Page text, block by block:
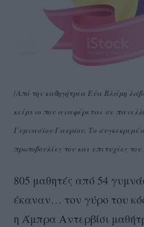
(Από την καθηγήτρια Εύα Βλάμη
κείμενο που αναφέρεται σε
Γυμνασίου Γαυρίου. Το
πρωτοβουλίες του και επιτυχίες
805 μαθητές από 54
έκαναν… τον γύρο του
η Άμπρα Αντερβίσι